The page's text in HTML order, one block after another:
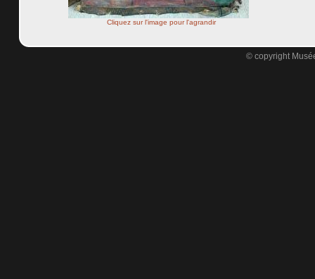
Cliquez sur l'image pour l'agrandir
© copyright